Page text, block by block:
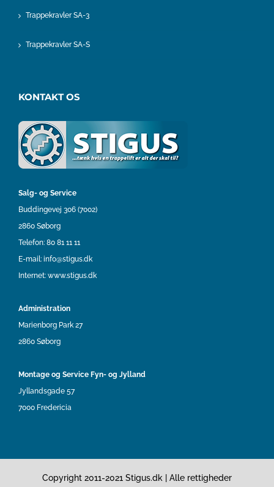
Trappekravler SA-3
Trappekravler SA-S
KONTAKT OS
Salg- og Service
Buddingevej 306 (7002)
2860 Søborg
Telefon: 80 81 11 11
E-mail: info@stigus.dk
Internet: www.stigus.dk
Administration
Marienborg Park 27
2860 Søborg
Montage og Service Fyn- og Jylland
Jyllandsgade 57
7000 Fredericia
Copyright 2011-2021 Stigus.dk | Alle rettigheder